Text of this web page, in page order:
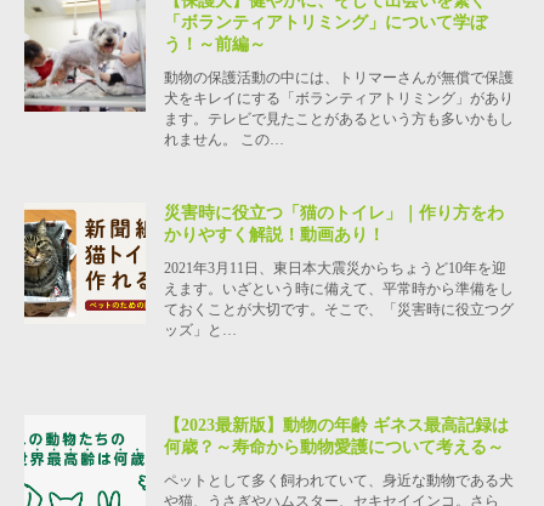
「ボランティアトリミング」について学ぼ
う！～前編～
動物の保護活動の中には、トリマーさんが無償で保護
犬をキレイにする「ボランティアトリミング」があり
ます。テレビで見たことがあるという方も多いかもし
れません。 この…
災害時に役立つ「猫のトイレ」｜作り方をわ
かりやすく解説！動画あり！
2021年3月11日、東日本大震災からちょうど10年を迎
えます。いざという時に備えて、平常時から準備をし
ておくことが大切です。そこで、「災害時に役立つグ
ッズ」と…
【2023最新版】動物の年齢 ギネス最高記録は
何歳？～寿命から動物愛護について考える～
ペットとして多く飼われていて、身近な動物である犬
や猫、うさぎやハムスター、セキセイインコ。さら